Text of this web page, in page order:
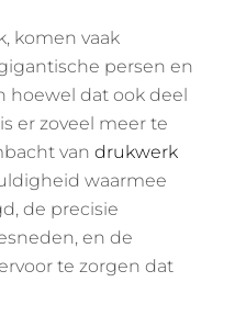
komen vaak
persen en
hoewel dat ook deel
er zoveel meer te
van drukwerk
waarmee
de precisie
en de
te zorgen dat